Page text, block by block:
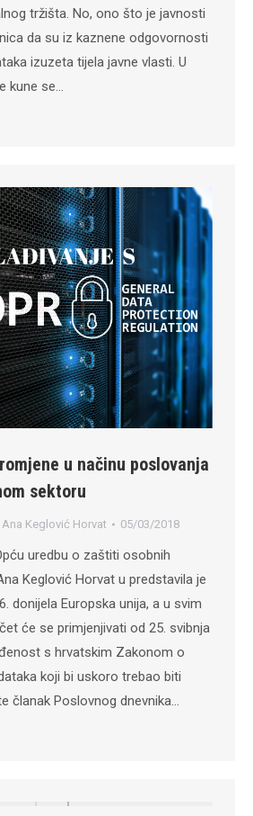
tržišta. No, ono što je javnosti
da su iz kaznene odgovornosti
izuzeta tijela javne vlasti. U
kune se…
u načinu poslovanja
sektoru
Ana Keglović Horvat 05/03/2018
uredbu o zaštiti osobnih
Keglović Horvat u predstavila je
donijela Europska unija, a u svim
će se primjenjivati od 25. svibnja
s hrvatskim Zakonom o
koji bi uskoro trebao biti
članak Poslovnog dnevnika…